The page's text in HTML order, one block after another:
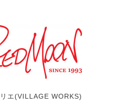
エ(VILLAGE WORKS)